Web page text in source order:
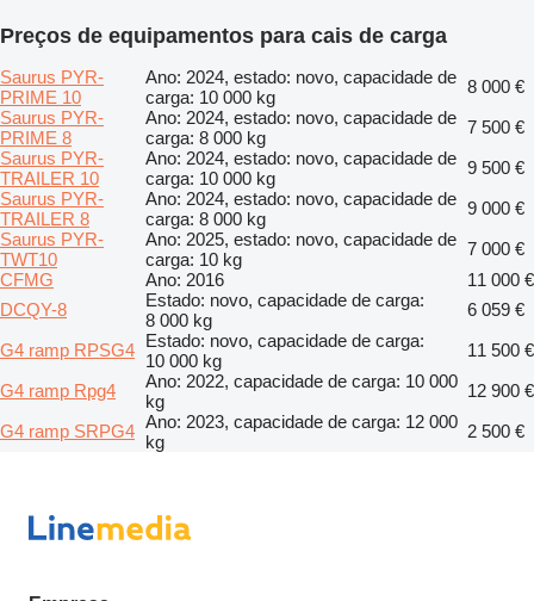
Preços de equipamentos para cais de carga
Saurus PYR-
PRIME 10
Ano: 2024, estado: novo, capacidade de
carga: 10 000 kg
8 000 €
Saurus PYR-
PRIME 8
Ano: 2024, estado: novo, capacidade de
carga: 8 000 kg
7 500 €
Saurus PYR-
TRAILER 10
Ano: 2024, estado: novo, capacidade de
carga: 10 000 kg
9 500 €
Saurus PYR-
TRAILER 8
Ano: 2024, estado: novo, capacidade de
carga: 8 000 kg
9 000 €
Saurus PYR-
TWT10
Ano: 2025, estado: novo, capacidade de
carga: 10 kg
7 000 €
CFMG
Ano: 2016
11 000 €
DCQY-8
Estado: novo, capacidade de carga:
8 000 kg
6 059 €
G4 ramp RPSG4 Estado: novo, capacidade de carga:
10 000 kg
11 500 €
G4 ramp Rpg4
Ano: 2022, capacidade de carga: 10 000
kg
12 900 €
G4 ramp SRPG4 Ano: 2023, capacidade de carga: 12 000
kg
2 500 €